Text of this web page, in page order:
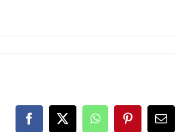
Facebook
X WhatsAppPinterest
E-